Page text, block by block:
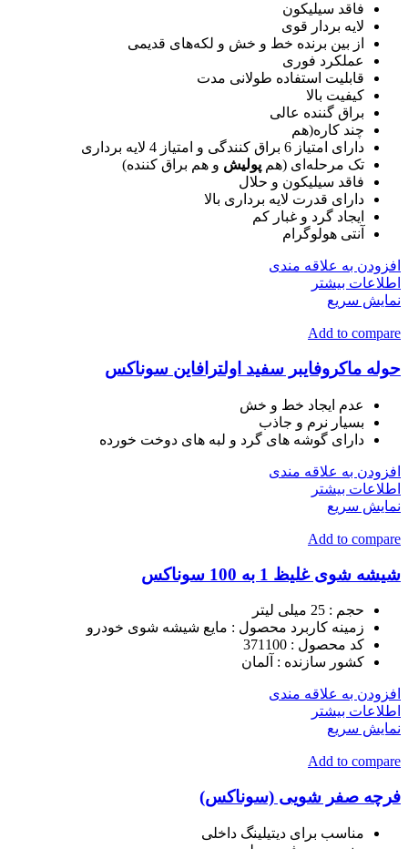
فاقد سیلیکون
لایه بردار قوی
از بین برنده خط و خش و لکه‌های قدیمی
عملکرد فوری
قابلیت استفاده طولانی مدت
کیفیت بالا
براق گننده عالی
چند کاره(هم
دارای امتیاز 6 براق کنندگی و امتیاز 4 لایه برداری
تک مرحله‌ای (هم پولیش و هم براق کننده)
فاقد سیلیکون و حلال
دارای قدرت لایه برداری بالا
ایجاد گرد و غبار کم
آنتی هولوگرام
افزودن به علاقه مندی
اطلاعات بیشتر
نمایش سریع
Add to compare
حوله ماکروفایبر سفید اولترافاین سوناکس
عدم ایجاد خط و خش
بسیار نرم و جاذب
دارای گوشه های گرد و لبه های دوخت خورده
افزودن به علاقه مندی
اطلاعات بیشتر
نمایش سریع
Add to compare
شیشه شوی غلیظ 1 به 100 سوناکس
حجم : 25 میلی لیتر
زمینه کاربرد محصول : مایع شیشه شوی خودرو
کد محصول : 371100
کشور سازنده : آلمان
افزودن به علاقه مندی
اطلاعات بیشتر
نمایش سریع
Add to compare
فرچه صفر شویی (سوناکس)
مناسب برای دیتیلینگ داخلی